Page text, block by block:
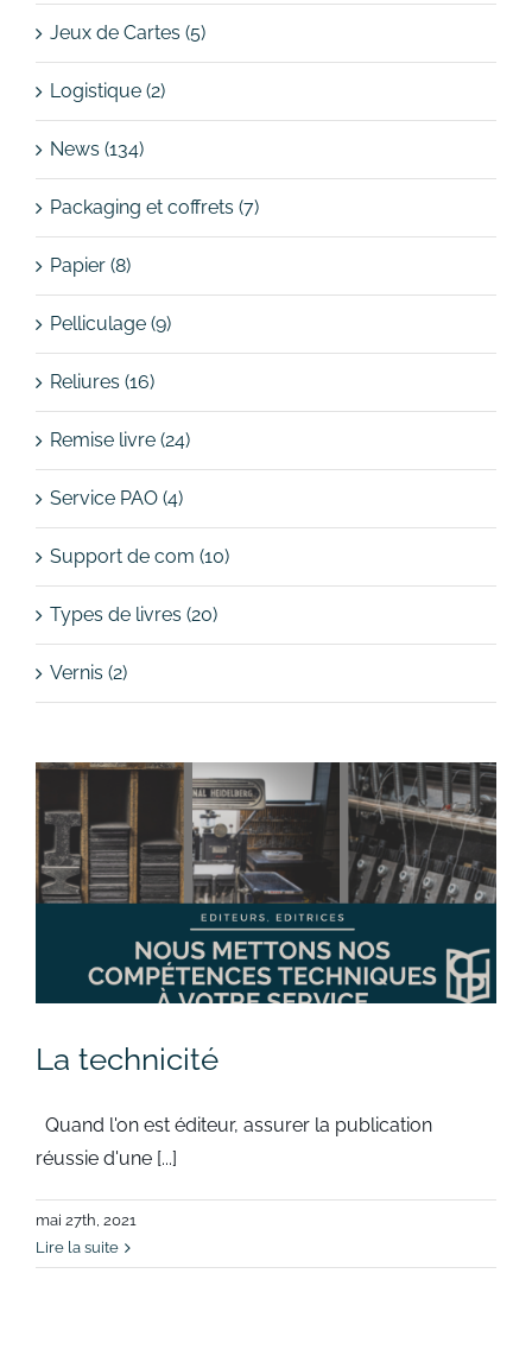
La technicité
Quand l'on est éditeur, assurer la publication
réussie d'une [...]
mai 27th, 2021
Lire la suite
Jeux de Cartes (5)
Logistique (2)
News (134)
Packaging et coffrets (7)
Papier (8)
Pelliculage (9)
Reliures (16)
Remise livre (24)
Service PAO (4)
Support de com (10)
Types de livres (20)
Vernis (2)